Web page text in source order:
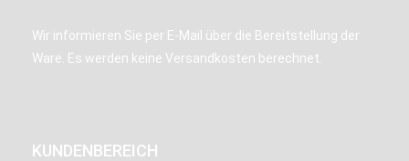
Wir informieren Sie per E-Mail über die Bereitstellung der
Ware. Es werden keine Versandkosten berechnet.
KUNDENBEREICH